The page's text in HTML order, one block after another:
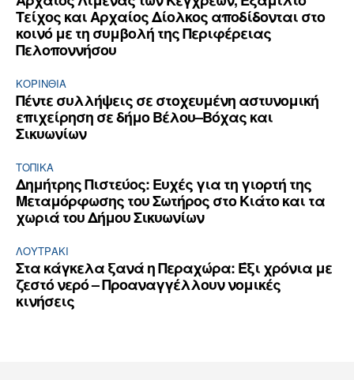
Τείχος και Aρχαίος Δίολκος αποδίδονται στο
κοινό με τη συμβολή της Περιφέρειας
Πελοποννήσου
ΚΟΡΙΝΘΊΑ
Πέντε συλλήψεις σε στοχευμένη αστυνομική
επιχείρηση σε δήμο Βέλου–Βόχας και
Σικυωνίων
ΤΟΠΙΚΑ
Δημήτρης Πιστεύος: Ευχές για τη γιορτή της
Μεταμόρφωσης του Σωτήρος στο Κιάτο και τα
χωριά του Δήμου Σικυωνίων
ΛΟΥΤΡΆΚΙ
Στα κάγκελα ξανά η Περαχώρα: Έξι χρόνια με
ζεστό νερό – Προαναγγέλλουν νομικές
κινήσεις